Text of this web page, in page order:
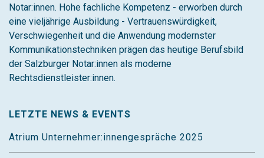
Notar:innen. Hohe fachliche Kompetenz - erworben durch
eine vieljährige Ausbildung - Vertrauenswürdigkeit,
Verschwiegenheit und die Anwendung modernster
Kommunikationstechniken prägen das heutige Berufsbild
der Salzburger Notar:innen als moderne
Rechtsdienstleister:innen.
LETZTE NEWS & EVENTS
Atrium Unternehmer:innengespräche 2025